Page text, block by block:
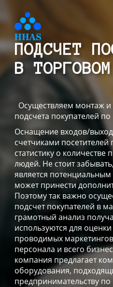
ПОДСЧЕТ
В
Осуществляем монтаж
подсчета покупателей по
Оснащение входов/
счетчиками посетителей
статистику о
людей. Не стоит
является
может принести
Поэтому так важно
подсчет покупателей в
грамотный анализ
используются для
проводимых
персонала и всего
компания предлагает
оборудования,
предпринимательству